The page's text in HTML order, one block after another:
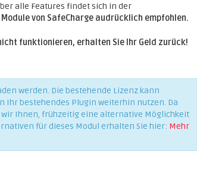
alle Features findet sich in der
von SafeCharge audrücklich empfohlen.
funktionieren, erhalten Sie Ihr Geld zurück!
werden. Die bestehende Lizenz kann
Ihr bestehendes Plugin weiterhin nutzen. Da
Ihnen, frühzeitig eine alternative Möglichkeit
für dieses Modul erhalten Sie hier: Mehr